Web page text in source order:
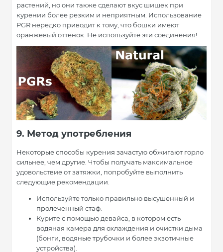
растений, но они также сделают вкус шишек при
курении более резким и неприятным. Использование
PGR нередко приводит к тому, что бошки имеют
оранжевый оттенок. Не используйте эти соединения!
9. Метод употребления
Некоторые способы курения зачастую обжигают горло
сильнее, чем другие. Чтобы получать максимальное
удовольствие от затяжки, попробуйте выполнить
следующие рекомендации.
Используйте только правильно высушенный и
пролеченный стаф.
Курите с помощью девайса, в котором есть
водяная камера для охлаждения и очистки дыма
(бонги, водяные трубочки и более экзотичные
устройства).